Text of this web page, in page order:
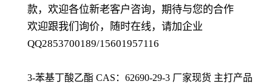
款，欢迎各位新老客户咨询，期待与您的合作
欢迎跟我们询价，随时在线，请加企业
QQ2853700189/15601957116
3-苯基丁酸乙酯 CAS：62690-29-3 厂家现货 主打产品